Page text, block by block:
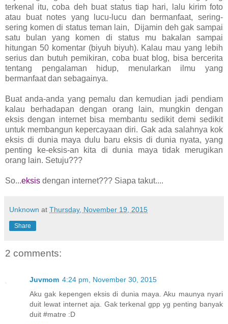
terkenal itu, coba deh buat status tiap hari, lalu kirim foto
atau buat notes yang lucu-lucu dan bermanfaat, sering-
sering komen di status teman lain, Dijamin deh gak sampai
satu bulan yang komen di status mu bakalan sampai
hitungan 50 komentar (biyuh biyuh). Kalau mau yang lebih
serius dan butuh pemikiran, coba buat blog, bisa bercerita
tentang pengalaman hidup, menularkan ilmu yang
bermanfaat dan sebagainya.
Buat anda-anda yang pemalu dan kemudian jadi pendiam
kalau berhadapan dengan orang lain, mungkin dengan
eksis dengan internet bisa membantu sedikit demi sedikit
untuk membangun kepercayaan diri. Gak ada salahnya kok
eksis di dunia maya dulu baru eksis di dunia nyata, yang
penting ke-eksis-an kita di dunia maya tidak merugikan
orang lain. Setuju???
So...eksis dengan internet??? Siapa takut....
Unknown at Thursday, November 19, 2015
Share
2 comments:
Juvmom 4:24 pm, November 30, 2015
Aku gak kepengen eksis di dunia maya. Aku maunya nyari
duit lewat internet aja. Gak terkenal gpp yg penting banyak
duit #matre :D